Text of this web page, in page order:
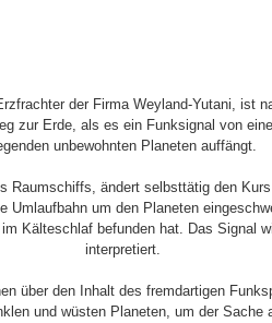
der Firma Weyland-Yutani, ist
zur Erde, als es ein Funksignal von
unbewohnten Planeten auffängt.
Raumschiffs, ändert selbsttätig den
Umlaufbahn um den Planeten
Kälteschlaf befunden hat. Das Signal
interpretiert.
über den Inhalt des fremdartigen
und wüsten Planeten, um der Sache